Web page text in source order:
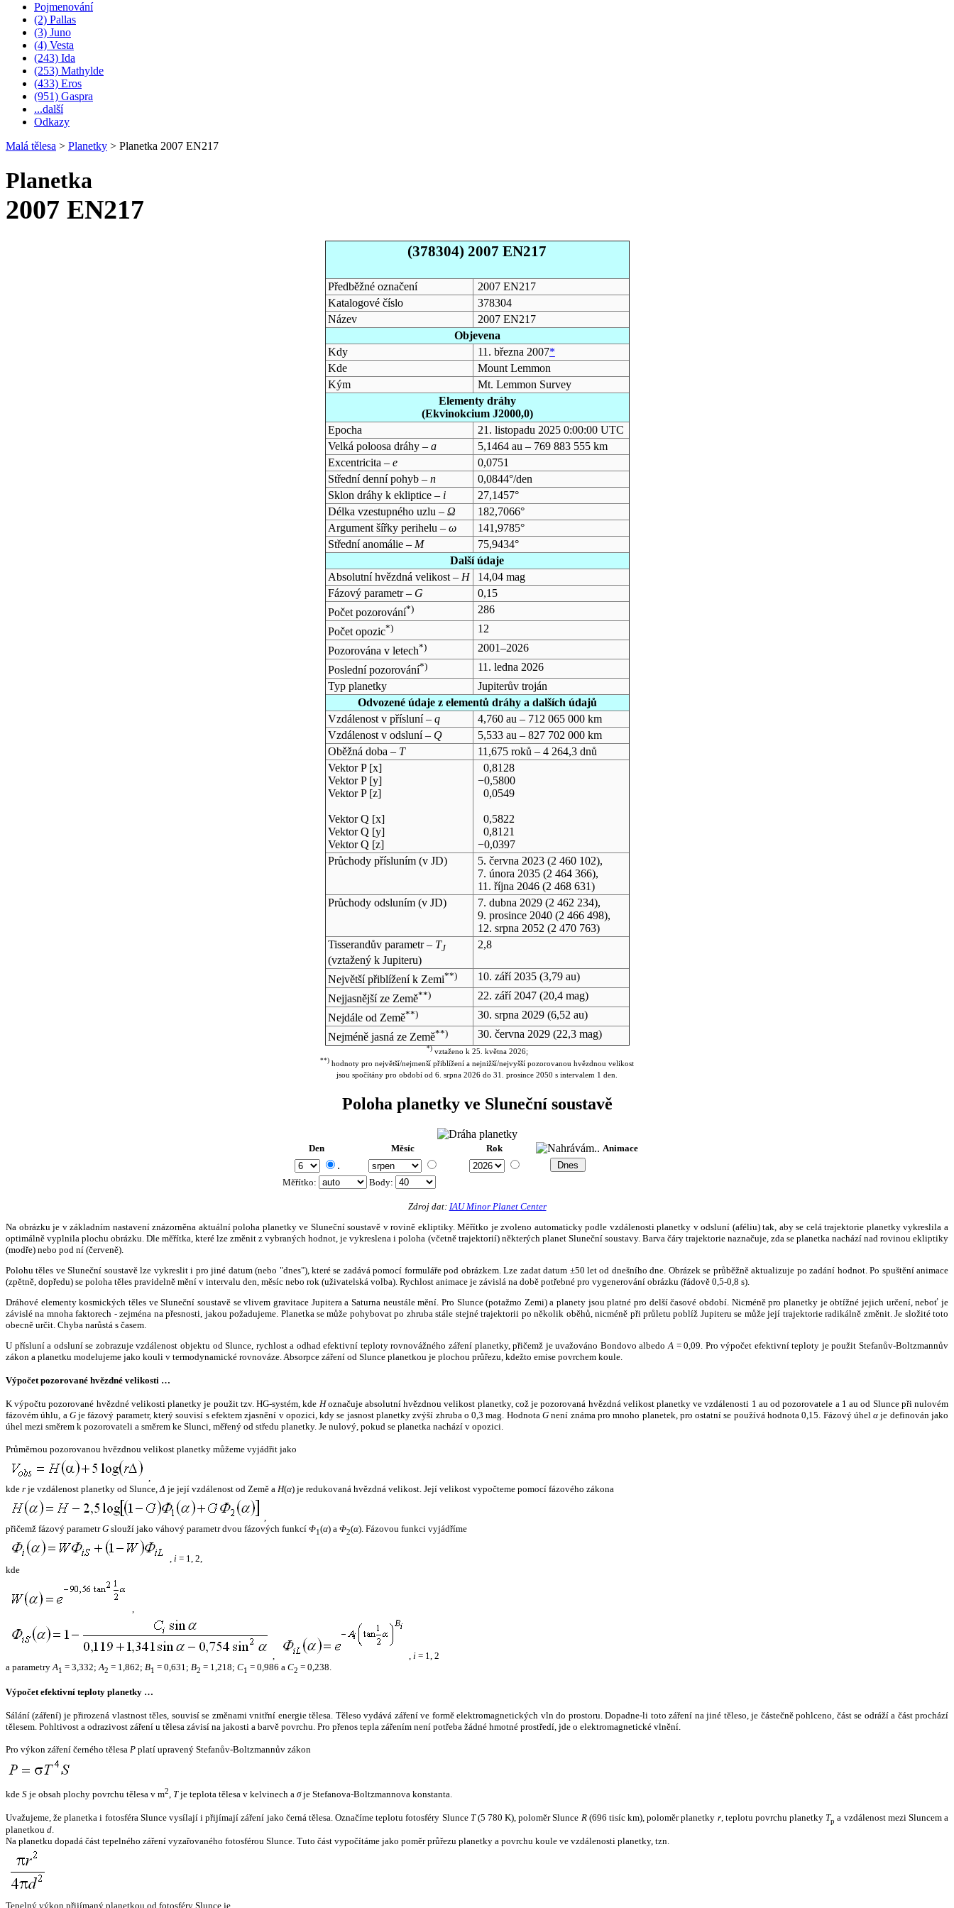
Pojmenování
(2) Pallas
(3) Juno
(4) Vesta
(243) Ida
(253) Mathylde
(433) Eros
(951) Gaspra
...další
Odkazy
Malá tělesa > Planetky > Planetka 2007 EN217
Planetka
2007 EN217
(378304) 2007 EN217
Předběžné označení
2007 EN217
Katalogové číslo
378304
Název
2007 EN217
Objevena
Kdy
11. března 2007*
Kde
Mount Lemmon
Kým
Mt. Lemmon Survey
Elementy dráhy
(Ekvinokcium J2000,0)
Epocha
21. listopadu 2025 0:00:00 UTC
Velká poloosa dráhy – a
5,1464 au – 769 883 555 km
Excentricita – e
0,0751
Střední denní pohyb – n
0,0844°/den
Sklon dráhy k ekliptice – i
27,1457°
Délka vzestupného uzlu – Ω
182,7066°
Argument šířky perihelu – ω
141,9785°
Střední anomálie – M
75,9434°
Další údaje
Absolutní hvězdná velikost – H
14,04 mag
Fázový parametr – G
0,15
Počet pozorování*)
286
Počet opozic*)
12
Pozorována v letech*)
2001–2026
Poslední pozorování*)
11. ledna 2026
Typ planetky
Jupiterův troján
Odvozené údaje z elementů dráhy a dalších údajů
Vzdálenost v přísluní – q
4,760 au – 712 065 000 km
Vzdálenost v odsluní – Q
5,533 au – 827 702 000 km
Oběžná doba – T
11,675 roků – 4 264,3 dnů
Vektor P [x]
Vektor P [y]
Vektor P [z]
Vektor Q [x]
Vektor Q [y]
Vektor Q [z]
0,8128
−0,5800
0,0549
0,5822
0,8121
−0,0397
Průchody přísluním (v JD) 5. června 2023(2 460 102),
7. února 2035(2 464 366),
11. října 2046(2 468 631)
Průchody odsluním (v JD) 7. dubna 2029(2 462 234),
9. prosince 2040(2 466 498),
12. srpna 2052 (2 470 763)
Tisserandův parametr – TJ
(vztažený k Jupiteru)
2,8
Největší přiblížení k Zemi**) 10. září 2035(3,79 au)
Nejjasnější ze Země**) 22. září 2047(20,4 mag)
Nejdále od Země**) 30. srpna 2029(6,52 au)
Nejméně jasná ze Země**) 30. června 2029(22,3 mag)
*)vztaženo k 25. května 2026;
**) hodnoty pro největší/nejmenší přiblížení a nejnižší/nejvyšší pozorovanou hvězdnou velikost
jsou spočítány pro období od 6. srpna 2026 do 31. prosince 2050 s intervalem 1 den.
Poloha planetky ve Sluneční soustavě
Den Měsíc Rok Animace
.
Měřítko: Body:
Zdroj dat: IAU Minor Planet Center
Na obrázku je v základním nastavení znázorněna aktuální poloha planetky ve Sluneční soustavě v rovině ekliptiky. Měřítko je zvoleno automaticky podle vzdálenosti planetky v odsluní (aféliu) tak, aby se celá trajektorie planetky vykreslila a
optimálně vyplnila plochu obrázku. Dle měřítka, které lze změnit z vybraných hodnot, je vykreslena i poloha (včetně trajektorií) některých planet Sluneční soustavy. Barva čáry trajektorie naznačuje, zda se planetka nachází nad rovinou ekliptiky
(modře) nebo pod ní (červeně).
Polohu těles ve Sluneční soustavě lze vykreslit i pro jiné datum (nebo "dnes"), které se zadává pomocí formuláře pod obrázkem. Lze zadat datum ±50 let od dnešního dne. Obrázek se průběžně aktualizuje po zadání hodnot. Po spuštění animace
(zpětně, dopředu) se poloha těles pravidelně mění v intervalu den, měsíc nebo rok (uživatelská volba). Rychlost animace je závislá na době potřebné pro vygenerování obrázku (řádově 0,5-0,8 s).
Dráhové elementy kosmických těles ve Sluneční soustavě se vlivem gravitace Jupitera a Saturna neustále mění. Pro Slunce (potažmo Zemi) a planety jsou platné pro delší časové období. Nicméně pro planetky je obtížné jejich určení, neboť je
závislé na mnoha faktorech - zejména na přesnosti, jakou požadujeme. Planetka se může pohybovat po zhruba stále stejné trajektorii po několik oběhů, nicméně při průletu poblíž Jupiteru se může její trajektorie radikálně změnit. Je složité toto
obecně určit. Chyba narůstá s časem.
U přísluní a odsluní se zobrazuje vzdálenost objektu od Slunce, rychlost a odhad efektivní teploty rovnovážného záření planetky, přičemž je uvažováno Bondovo albedo A = 0,09. Pro výpočet efektivní teploty je použit Stefanův-Boltzmannův
zákon a planetku modelujeme jako kouli v termodynamické rovnováze. Absorpce záření od Slunce planetkou je plochou průřezu, kdežto emise povrchem koule.
Výpočet pozorované hvězdné velikosti …
K výpočtu pozorované hvězdné velikosti planetky je použit tzv. HG-systém, kde Hoznačuje absolutní hvězdnou velikost planetky, což je pozorovaná hvězdná velikost planetky ve vzdálenosti 1 au od pozorovatele a 1 au od Slunce při nulovém
fázovém úhlu, a Gje fázový parametr, který souvisí s efektem zjasnění v opozici, kdy se jasnost planetky zvýší zhruba o 0,3 mag. HodnotaG není známa pro mnoho planetek, pro ostatní se používá hodnota 0,15. Fázový úhelα je definován jako
úhel mezi směrem k pozorovateli a směrem ke Slunci, měřený od středu planetky. Je nulový, pokud se planetka nachází v opozici.
Průměrnou pozorovanou hvězdnou velikost planetky můžeme vyjádřit jako
,
kde r je vzdálenost planetky od Slunce,Δ je její vzdálenost od Země a H(α) je redukovaná hvězdná velikost. Její velikost vypočteme pomocí fázového zákona
,
přičemž fázový parametrG slouží jako váhový parametr dvou fázových funkcí Φ1(α) a Φ2(α). Fázovou funkci vyjádříme
, i = 1, 2,
kde
,
, , i = 1, 2
a parametryA1 = 3,332;A2 = 1,862; B1 = 0,631; B2 = 1,218; C1 = 0,986 a C2 = 0,238.
Výpočet efektivní teploty planetky …
Sálání (záření) je přirozená vlastnost těles, souvisí se změnami vnitřní energie tělesa. Těleso vydává záření ve formě elektromagnetických vln do prostoru. Dopadne-li toto záření na jiné těleso, je částečně pohlceno, část se odráží a část prochází
tělesem. Pohltivost a odrazivost záření u tělesa závisí na jakosti a barvě povrchu. Pro přenos tepla zářením není potřeba žádné hmotné prostředí, jde o elektromagnetické vlnění.
Pro výkon záření černého tělesa P platí upravený Stefanův-Boltzmannův zákon
kde S je obsah plochy povrchu tělesa v m2, Tje teplota tělesa v kelvinech a σje Stefanova-Boltzmannova konstanta.
Uvažujeme, že planetka i fotosféra Slunce vysílají i přijímají záření jako černá tělesa. Označíme teplotu fotosféry Slunce T(5 780 K), poloměr Slunce R(696 tisíc km), poloměr planetky r, teplotu povrchu planetky Tp a vzdálenost mezi Sluncem a
planetkou d.
Na planetku dopadá část tepelného záření vyzařovaného fotosférou Slunce. Tuto část vypočítáme jako poměr průřezu planetky a povrchu koule ve vzdálenosti planetky, tzn.
Tepelný výkon přijímaný planetkou od fotosféry Slunce je